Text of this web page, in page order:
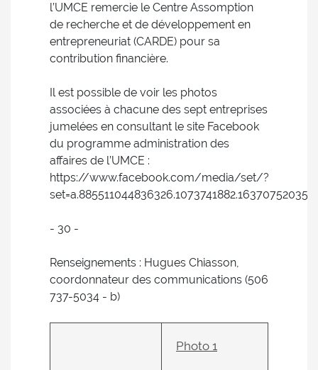
l’UMCE remercie le Centre Assomption
de recherche et de développement en
entrepreneuriat (CARDE) pour sa
contribution financière.
Il est possible de voir les photos
associées à chacune des sept entreprises
jumelées en consultant le site Facebook
du programme administration des
affaires de l’UMCE :
https://www.facebook.com/media/set/?
- 30 -
Renseignements : Hugues Chiasson,
coordonnateur des communications (506
737-5034 - b)
Photo 1